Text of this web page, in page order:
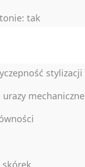
tak
stylizacji
mechaniczne
skórek